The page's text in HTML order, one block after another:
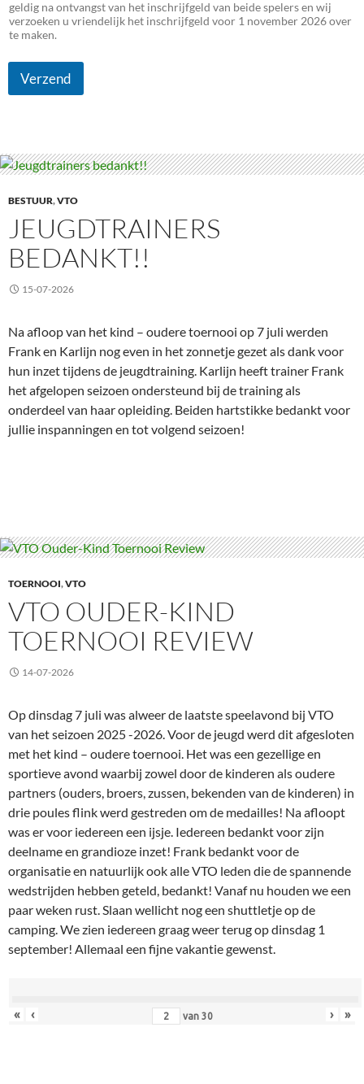
geldig na ontvangst van het inschrijfgeld van beide spelers en wij
verzoeken u vriendelijk het inschrijfgeld voor 1 november 2026 over
te maken.
Verzend
BESTUUR,VTO
JEUGDTRAINERS
BEDANKT!!
15-07-2026
Na afloop van het kind – oudere toernooi op 7 juli werden
Frank en Karlijn nog even in het zonnetje gezet als dank voor
hun inzet tijdens de jeugdtraining. Karlijn heeft trainer Frank
het afgelopen seizoen ondersteund bij de training als
onderdeel van haar opleiding. Beiden hartstikke bedankt voor
jullie inspanningen en tot volgend seizoen!
TOERNOOI,VTO
VTO OUDER-KIND
TOERNOOI REVIEW
14-07-2026
Op dinsdag 7 juli was alweer de laatste speelavond bij VTO
van het seizoen 2025 -2026. Voor de jeugd werd dit afgesloten
met het kind – oudere toernooi. Het was een gezellige en
sportieve avond waarbij zowel door de kinderen als oudere
partners (ouders, broers, zussen, bekenden van de kinderen) in
drie poules flink werd gestreden om de medailles! Na afloopt
was er voor iedereen een ijsje. Iedereen bedankt voor zijn
deelname en grandioze inzet! Frank bedankt voor de
organisatie en natuurlijk ook alle VTO leden die de spannende
wedstrijden hebben geteld, bedankt! Vanaf nu houden we een
paar weken rust. Slaan wellicht nog een shuttletje op de
camping. We zien iedereen graag weer terug op dinsdag 1
september! Allemaal een fijne vakantie gewenst.
« ‹ van 30 › »